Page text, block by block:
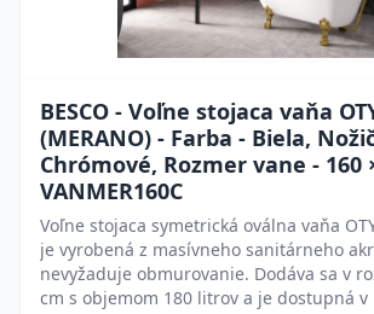
BESCO - Voľne stojaca vaňa
(MERANO) - Farba - Biela,
Chrómové, Rozmer vane - 160
VANMER160C
Voľne stojaca symetrická oválna vaňa
je vyrobená z masívneho sanitárneho
nevyžaduje obmurovanie. Dodáva sa v
cm s objemom 180 litrov a je dostupná v